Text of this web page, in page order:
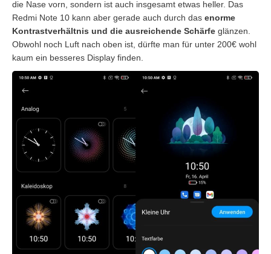
die Nase vorn, sondern ist auch insgesamt etwas heller. Das
Redmi Note 10 kann aber gerade auch durch das enorme
Kontrastverhältnis und die ausreichende Schärfe glänzen.
Obwohl noch Luft nach oben ist, dürfte man für unter 200€ wohl
kaum ein besseres Display finden.